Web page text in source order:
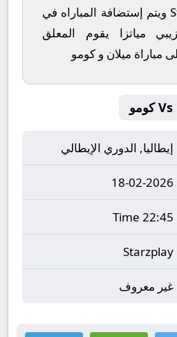
على قناة Starzplay ويتم إستضافة المباراه في
مياتزا يقوم المعلق
مباراة ميلان و كومو
إيطاليا, الدوري الإيطالي
18-02-2026
22:45 Time
Starzplay
غير معروف